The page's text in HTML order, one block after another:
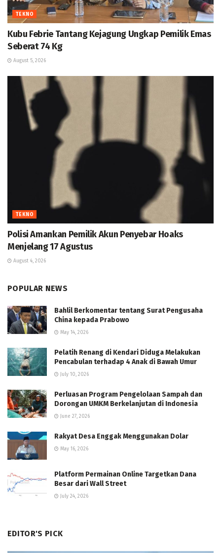
TEKNO
Kubu Febrie Tantang Kejagung Ungkap Pemilik Emas
Seberat 74 Kg
August 5, 2026
TEKNO
Polisi Amankan Pemilik Akun Penyebar Hoaks
Menjelang 17 Agustus
August 4, 2026
POPULAR NEWS
Bahlil Berkomentar tentang Surat Pengusaha
China kepada Prabowo
May 14, 2026
Pelatih Renang di Kendari Diduga Melakukan
Pencabulan terhadap 4 Anak di Bawah Umur
July 10, 2026
Perluasan Program Pengelolaan Sampah dan
Dorongan UMKM Berkelanjutan di Indonesia
June 27, 2026
Rakyat Desa Enggak Menggunakan Dolar
May 16, 2026
Platform Permainan Online Targetkan Dana
Besar dari Wall Street
July 24, 2026
EDITOR'S PICK